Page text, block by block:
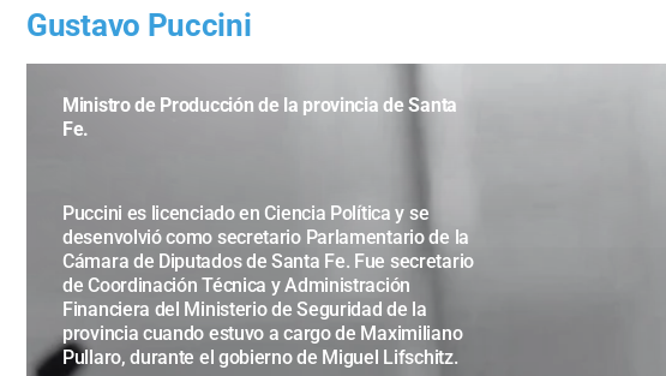
Gustavo Puccini
Ministro de Producción de la provincia de Santa
Fe.
Puccini es licenciado en Ciencia Política y se
desenvolvió como secretario Parlamentario de la
Cámara de Diputados de Santa Fe. Fue secretario
de Coordinación Técnica y Administración
Financiera del Ministerio de Seguridad de la
provincia cuando estuvo a cargo de Maximiliano
Pullaro, durante el gobierno de Miguel Lifschitz.